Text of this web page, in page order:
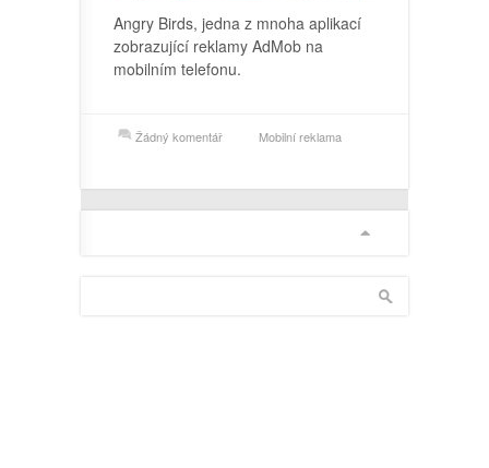
Angry Birds, jedna z mnoha aplikací
zobrazující reklamy AdMob na
mobilním telefonu.
Žádný komentář Mobilní reklama